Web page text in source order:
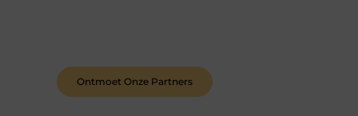
Ontmoet Onze Partners